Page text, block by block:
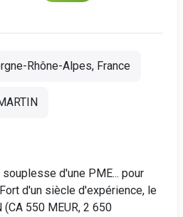
Rhône-Alpes, France
d'une PME... pour
d'un siècle d'expérience, le
(CA 550 MEUR, 2 650